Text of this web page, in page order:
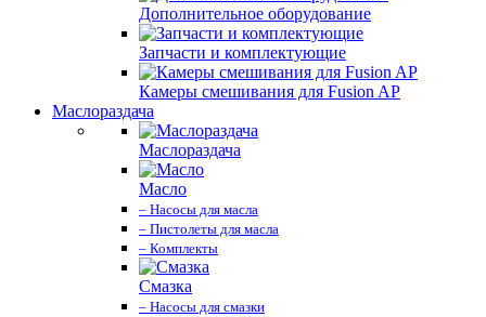
Дополнительное оборудование
Запчасти и комплектующие
Камеры смешивания для Fusion AP
Маслораздача
Маслораздача
Масло
– Насосы для масла
– Пистолеты для масла
– Комплекты
Смазка
– Насосы для смазки